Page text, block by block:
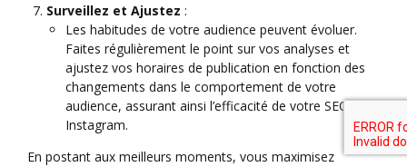
Surveillez et Ajustez :
Les habitudes de votre audience peuvent évoluer.
Faites régulièrement le point sur vos analyses et
ajustez vos horaires de publication en fonction des
changements dans le comportement de votre
audience, assurant ainsi l’efficacité de votre SEO
Instagram.
En postant aux meilleurs moments, vous maximisez